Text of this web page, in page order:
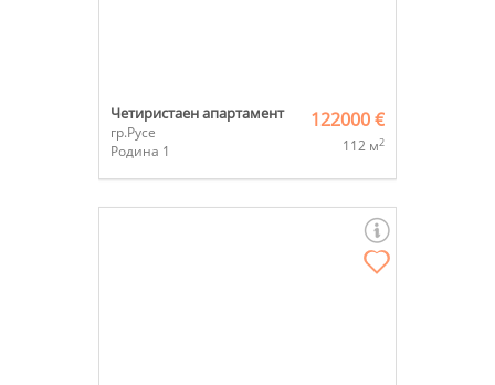
Четиристаен апартамент
гр.Русе
Родина 1
122000 €
112 м2